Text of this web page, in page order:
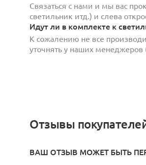
Связаться с нами и мы вас
светильник итд.) и слева
Идут ли в комплекте к
К сожалению не все
уточнять у наших менеджеров
Отзывы
ВАШ ОТЗЫВ МОЖЕТ БЫТЬ